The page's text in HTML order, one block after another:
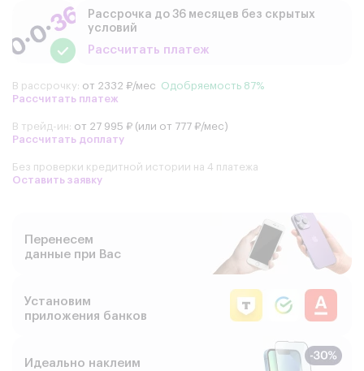
Рассрочка до 36 месяцев без скрытых
условий
Рассчитать платеж
В рассрочку: от 2332 ₽/мес Одобряемость 87%
Рассчитать платеж
В трейд-ин: от 27 995 ₽ (или от 777 ₽/мес)
Рассчитать доплату
Без проверки кредитной истории на 4 платежа
Оставить заявку
Перенесем
данные при Вас
Установим
приложения банков
Идеально наклеим